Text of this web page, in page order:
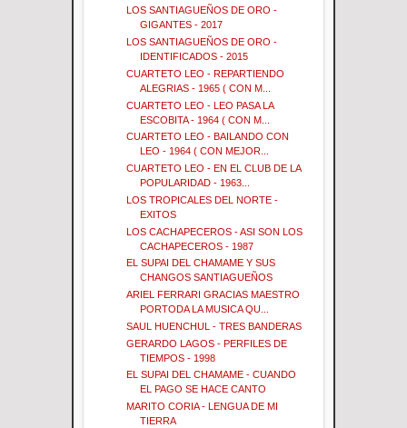
LOS SANTIAGUEÑOS DE ORO -
GIGANTES - 2017
LOS SANTIAGUEÑOS DE ORO -
IDENTIFICADOS - 2015
CUARTETO LEO - REPARTIENDO
ALEGRIAS - 1965 ( CON M...
CUARTETO LEO - LEO PASA LA
ESCOBITA - 1964 ( CON M...
CUARTETO LEO - BAILANDO CON
LEO - 1964 ( CON MEJOR...
CUARTETO LEO - EN EL CLUB DE LA
POPULARIDAD - 1963...
LOS TROPICALES DEL NORTE -
EXITOS
LOS CACHAPECEROS - ASI SON LOS
CACHAPECEROS - 1987
EL SUPAI DEL CHAMAME Y SUS
CHANGOS SANTIAGUEÑOS
ARIEL FERRARI GRACIAS MAESTRO
PORTODA LA MUSICA QU...
SAUL HUENCHUL - TRES BANDERAS
GERARDO LAGOS - PERFILES DE
TIEMPOS - 1998
EL SUPAI DEL CHAMAME - CUANDO
EL PAGO SE HACE CANTO
MARITO CORIA - LENGUA DE MI
TIERRA